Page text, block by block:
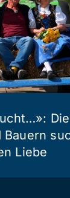
Bauern
Liebe